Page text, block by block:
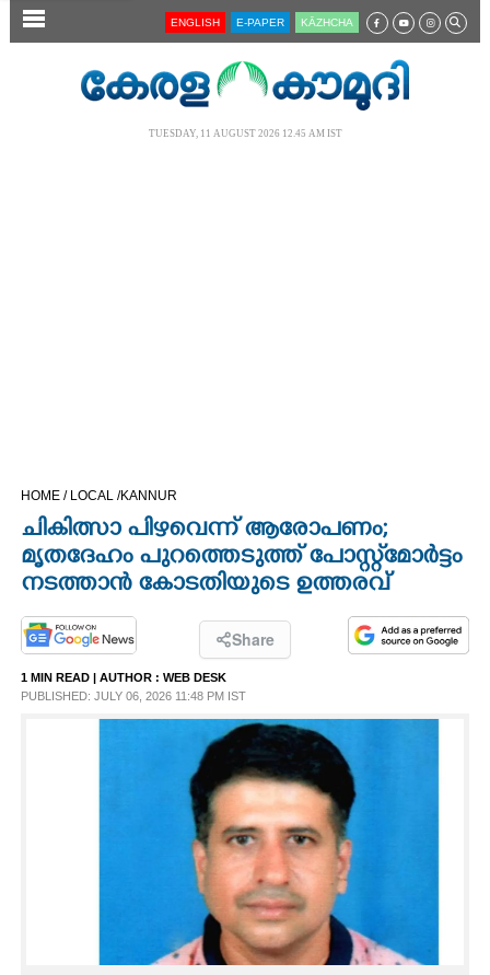
SECTIONS
OPINION
PHOTOS
LIFESTYLE
ENGLISH E-PAPER KĀZHCHA
TUESDAY, 11 AUGUST 2026 12.45 AM IST
HOME / LOCAL /KANNUR
ചികിത്സാ പിഴവെന്ന് ആരോപണം;
മൃതദേഹം പുറത്തെടുത്ത് പോസ്റ്റ്‌മോർട്ടം
നടത്താൻ കോടതിയുടെ ഉത്തരവ്
Share
1 MIN READ | AUTHOR : WEB DESK
PUBLISHED: JULY 06, 2026 11:48 PM IST